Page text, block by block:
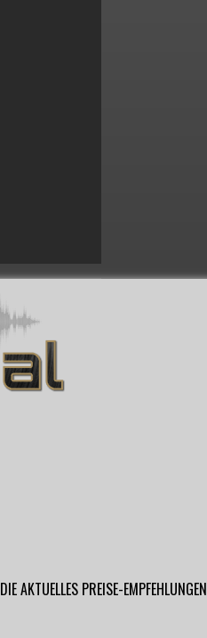
DIE AKTUELLES PREISE-EMPFEHLUNGEN